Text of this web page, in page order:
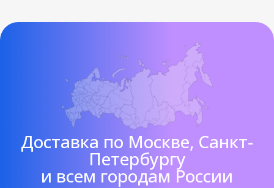
Доставка по Москве, Санкт-
Петербургу
и всем городам России